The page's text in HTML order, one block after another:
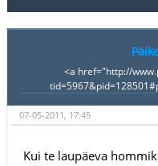
<a href="http://
07-05-2011, 17:45
Kui te laupäeva